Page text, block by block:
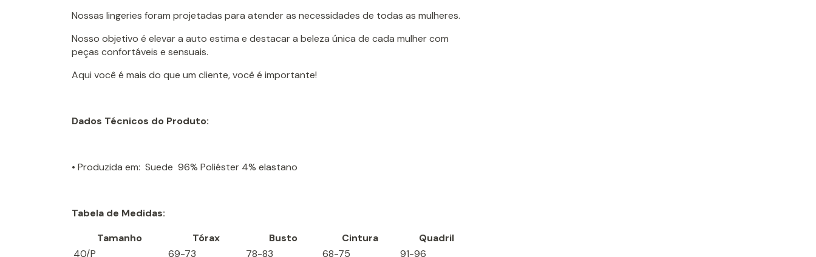
Nossas lingeries foram projetadas para atender as necessidades de todas as mulheres.
Nosso objetivo é elevar a auto estima e destacar a beleza única de cada mulher com
peças confortáveis e sensuais.
Aqui você é mais do que um cliente, você é importante!
Dados Técnicos do Produto:
• Produzida em: Suede 96% Poliéster 4% elastano
Tabela de Medidas:
Tamanho
Tórax Busto Cintura
Quadril
40/P
69-73 78-83 68-75
91-96